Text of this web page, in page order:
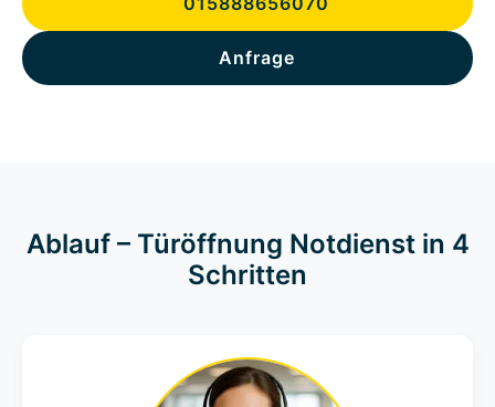
Anfrage
Ablauf – Türöffnung Notdienst in 4
Schritten